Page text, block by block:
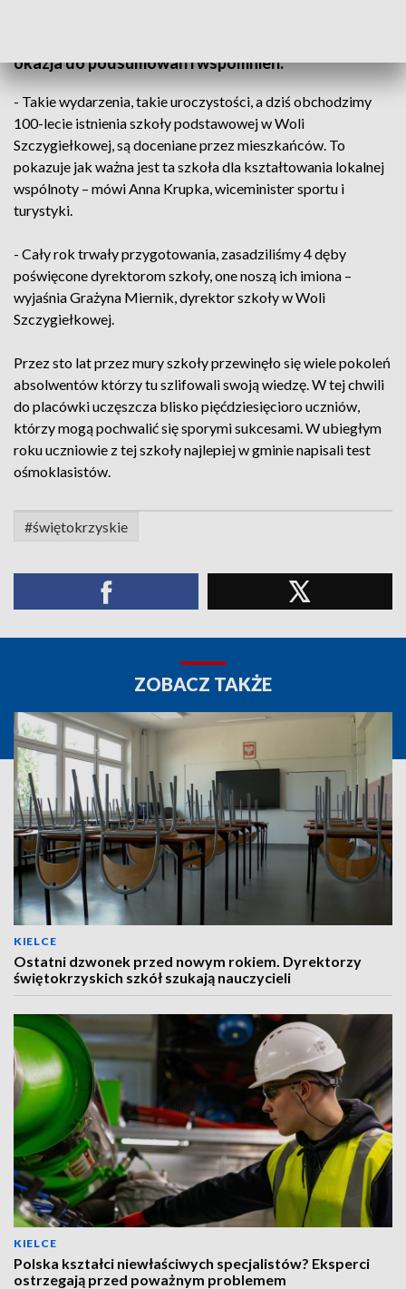
okazja do podsumowań i wspomnień.
- Takie wydarzenia, takie uroczystości, a dziś obchodzimy
100-lecie istnienia szkoły podstawowej w Woli
Szczygiełkowej, są doceniane przez mieszkańców. To
pokazuje jak ważna jest ta szkoła dla kształtowania lokalnej
wspólnoty – mówi Anna Krupka, wiceminister sportu i
turystyki.
- Cały rok trwały przygotowania, zasadziliśmy 4 dęby
poświęcone dyrektorom szkoły, one noszą ich imiona –
wyjaśnia Grażyna Miernik, dyrektor szkoły w Woli
Szczygiełkowej.
Przez sto lat przez mury szkoły przewinęło się wiele pokoleń
absolwentów którzy tu szlifowali swoją wiedzę. W tej chwili
do placówki uczęszcza blisko pięćdziesięcioro uczniów,
którzy mogą pochwalić się sporymi sukcesami. W ubiegłym
roku uczniowie z tej szkoły najlepiej w gminie napisali test
ośmoklasistów.
#świętokrzyskie
ZOBACZ TAKŻE
KIELCE
Ostatni dzwonek przed nowym rokiem. Dyrektorzy
świętokrzyskich szkół szukają nauczycieli
KIELCE
Polska kształci niewłaściwych specjalistów? Eksperci
ostrzegają przed poważnym problemem